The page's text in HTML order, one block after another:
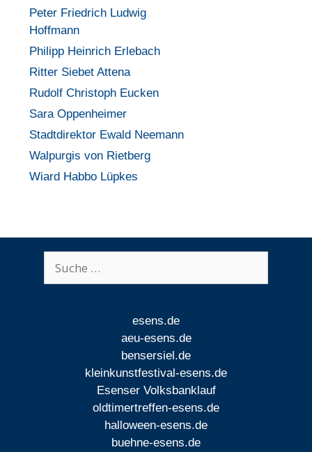
Peter Friedrich Ludwig
Hoffmann
Philipp Heinrich Erlebach
Ritter Siebet Attena
Rudolf Christoph Eucken
Sara Oppenheimer
Stadtdirektor Ewald Neemann
Walpurgis von Rietberg
Wiard Habbo Lüpkes
esens.de
aeu-esens.de
bensersiel.de
kleinkunstfestival-esens.de
Esenser Volksbanklauf
oldtimertreffen-esens.de
halloween-esens.de
buehne-esens.de